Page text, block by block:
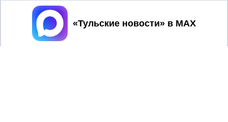
Принять